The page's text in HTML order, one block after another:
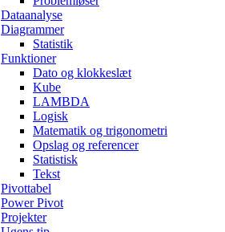
Dataanalyse
Diagrammer
Statistik
Funktioner
Dato og klokkeslæt
Kube
LAMBDA
Logisk
Matematik og trigonometri
Opslag og referencer
Statistisk
Tekst
Pivottabel
Power Pivot
Projekter